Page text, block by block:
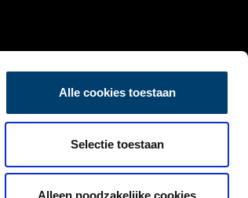
Alle cookies toestaan
Selectie toestaan
Alleen noodzakelijke cookies